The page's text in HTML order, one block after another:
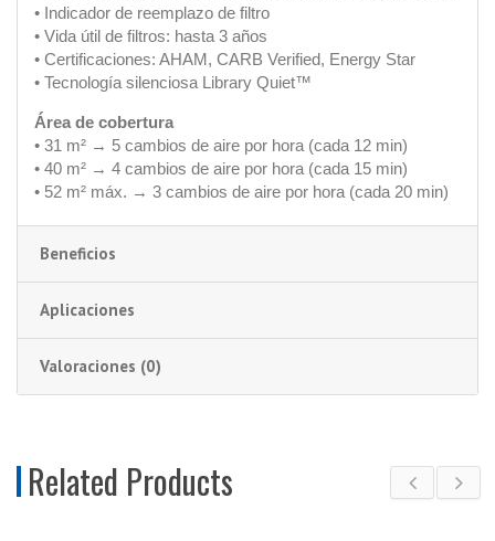
• Indicador de reemplazo de filtro
• Vida útil de filtros: hasta 3 años
• Certificaciones: AHAM, CARB Verified, Energy Star
• Tecnología silenciosa Library Quiet™
Área de cobertura
• 31 m² → 5 cambios de aire por hora (cada 12 min)
• 40 m² → 4 cambios de aire por hora (cada 15 min)
• 52 m² máx. → 3 cambios de aire por hora (cada 20 min)
Beneficios
Aplicaciones
Valoraciones (0)
Related Products